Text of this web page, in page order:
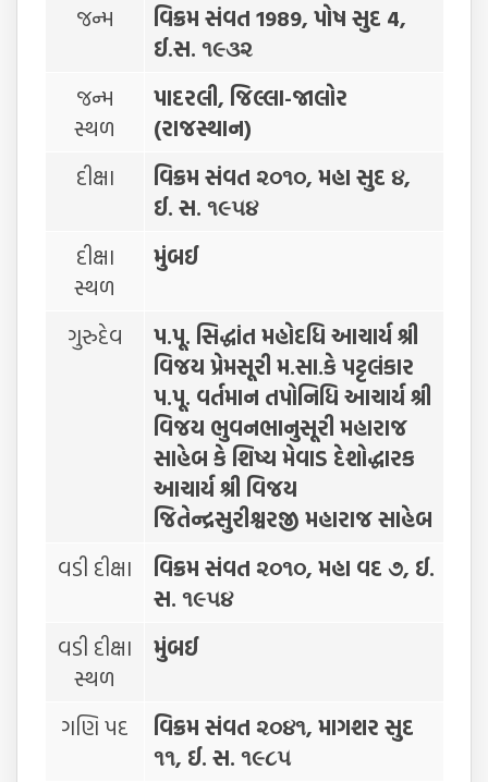
જન્મ
વિક્રમ સંવત 1989, પોષ સુદ 4,
ઈ.સ. ૧૯૩૨
જન્મ
સ્થળ
પાદરલી, જિલ્લા-જાલોર
(રાજસ્થાન)
દીક્ષા
વિક્રમ સંવત ૨૦૧૦, મહા સુદ ૪,
ઈ. સ. ૧૯૫૪
દીક્ષા
સ્થળ
મુંબઈ
ગુરુદેવ
પ.પૂ. સિદ્ધાંત મહોદધિ આચાર્ય શ્રી
વિજય પ્રેમસૂરી મ.સા.કે પટ્ટલંકાર
પ.પૂ. વર્તમાન તપોનિધિ આચાર્ય શ્રી
વિજય ભુવનભાનુસૂરી મહારાજ
સાહેબ કે શિષ્ય મેવાડ દેશોદ્ધારક
આચાર્ય શ્રી વિજય
જિતેન્દ્રસુરીશ્વરજી મહારાજ સાહેબ
વડી દીક્ષા
વિક્રમ સંવત ૨૦૧૦, મહા વદ ૭, ઈ.
સ. ૧૯૫૪
વડી દીક્ષા
સ્થળ
મુંબઈ
ગણિ પદ
વિક્રમ સંવત ૨૦૪૧, માગશર સુદ
૧૧, ઈ. સ. ૧૯૮૫